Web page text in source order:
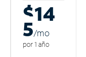
$14
5/mo
por 1 año